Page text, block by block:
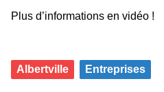
Plus d’informations en vidéo !
Albertville Entreprises